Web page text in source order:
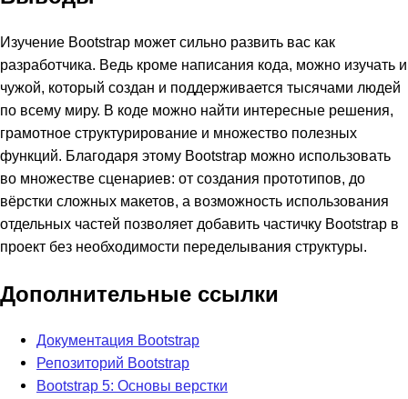
Изучение Bootstrap может сильно развить вас как
разработчика. Ведь кроме написания кода, можно изучать и
чужой, который создан и поддерживается тысячами людей
по всему миру. В коде можно найти интересные решения,
грамотное структурирование и множество полезных
функций. Благодаря этому Bootstrap можно использовать
во множестве сценариев: от создания прототипов, до
вёрстки сложных макетов, а возможность использования
отдельных частей позволяет добавить частичку Bootstrap в
проект без необходимости переделывания структуры.
Дополнительные ссылки
Документация Bootstrap
Репозиторий Bootstrap
Bootstrap 5: Основы верстки